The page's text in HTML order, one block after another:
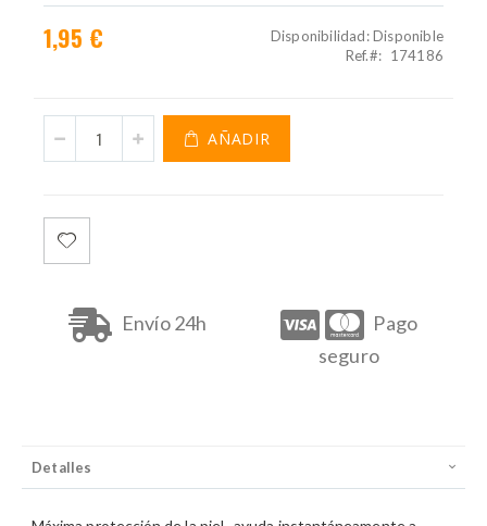
1,95 € Disponibilidad: Disponible
Ref.
174186
AÑADIR
Envío 24h
Pago
seguro
Detalles